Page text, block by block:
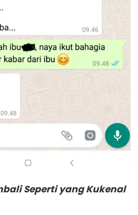
Seperti yang Kukenal